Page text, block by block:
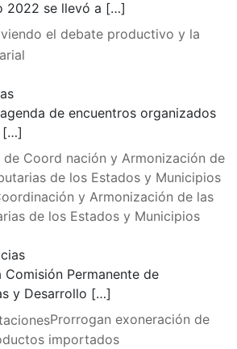
2022 se llevó a […]
el debate productivo y la
de encuentros organizados
[…]
y Armonización de las
de los Estados y Municipios
Permanente de
y Desarrollo […]
Prorrogan exoneración de
importados